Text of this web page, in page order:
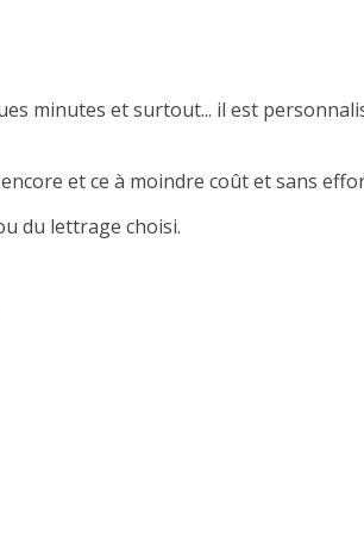
minutes et surtout... il est
et ce à moindre coût et sans
du lettrage choisi.